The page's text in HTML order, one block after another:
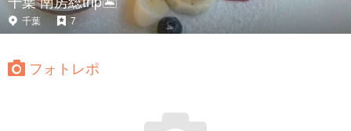
千葉 7
フォトレポ